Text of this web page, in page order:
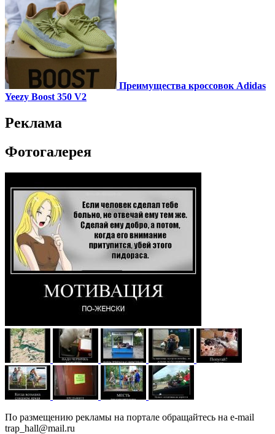
Преимущества кроссовок Adidas
Yeezy Boost 350 V2
Реклама
Фотогалерея
По размещению рекламы на портале обращайтесь на e-mail
trap_hall@mail.ru